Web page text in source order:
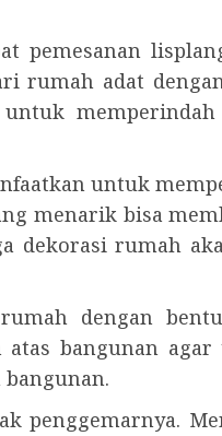
pemesanan
rumah adat
memperindah
untuk
menarik bisa
dekorasi rumah
dengan
bangunan agar
penggemarnya.